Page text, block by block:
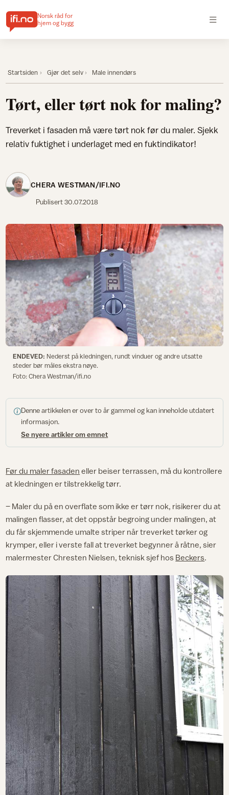
Norsk råd for
hjem og bygg
Startsiden Gjør det selv Male innendørs
Tørt, eller tørt nok for maling?
Treverket i fasaden må være tørt nok før du maler. Sjekk
relativ fuktighet i underlaget med en fuktindikator!
CHERA WESTMAN/IFI.NO
Publisert30.07.2018
ENDEVED: Nederst på kledningen, rundt vinduer og andre utsatte
steder bør måles ekstra nøye.
Foto: Chera Westman/ifi.no
Denne artikkelen er over to år gammel og kan inneholde utdatert
informasjon.
Se nyere artikler om emnet
Før du maler fasaden eller beiser terrassen, må du kontrollere
at kledningen er tilstrekkelig tørr.
– Maler du på en overflate som ikke er tørr nok, risikerer du at
malingen flasser, at det oppstår begroing under malingen, at
du får skjemmende umalte striper når treverket tørker og
krymper, eller i verste fall at treverket begynner å råtne, sier
malermester Chresten Nielsen, teknisk sjef hos Beckers